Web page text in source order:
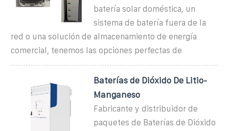
batería solar doméstica, un
sistema de batería fuera de la
red o una solución de almacenamiento de energía
comercial, tenemos las opciones perfectas de
Baterías de Dióxido De Litio-
Manganeso
Fabricante y distribuidor de
paquetes de Baterías de Dióxido